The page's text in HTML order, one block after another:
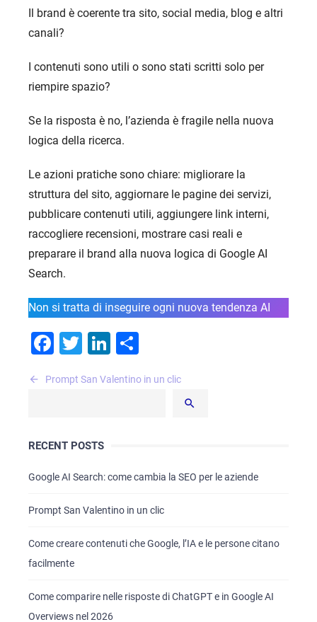
Il brand è coerente tra sito, social media, blog e altri
canali?
I contenuti sono utili o sono stati scritti solo per
riempire spazio?
Se la risposta è no, l’azienda è fragile nella nuova
logica della ricerca.
Le azioni pratiche sono chiare: migliorare la
struttura del sito, aggiornare le pagine dei servizi,
pubblicare contenuti utili, aggiungere link interni,
raccogliere recensioni, mostrare casi reali e
preparare il brand alla nuova logica di Google AI
Search.
Non si tratta di inseguire ogni nuova tendenza AI
Facebook
TwitterLinkedIn
Navigazione
Prompt San Valentino in un clic
RECENT POSTS
Google AI Search: come cambia la SEO per le aziende
Prompt San Valentino in un clic
Come creare contenuti che Google, l’IA e le persone citano
facilmente
Come comparire nelle risposte di ChatGPT e in Google AI
Overviews nel 2026